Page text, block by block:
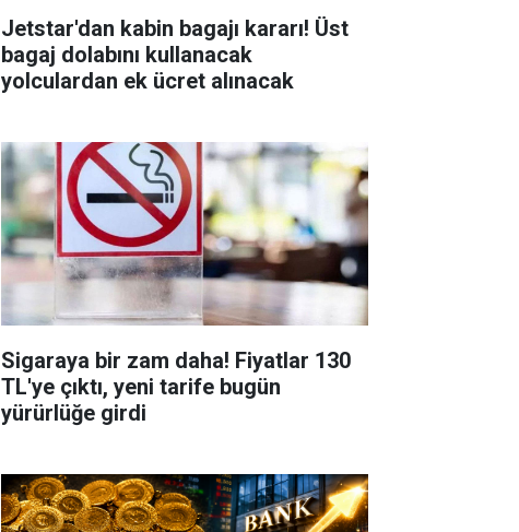
Jetstar'dan kabin bagajı kararı! Üst
bagaj dolabını kullanacak
yolculardan ek ücret alınacak
Sigaraya bir zam daha! Fiyatlar 130
TL'ye çıktı, yeni tarife bugün
yürürlüğe girdi